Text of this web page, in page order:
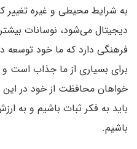
به شرایط محیطی و غیره تغییر
دیجیتال می‌شود، نوسانات
فرهنگی دارد که ما خود توسعه
برای بسیاری از ما جذاب است
خواهان محافظت از خود در
باید به فکر ثبات باشیم و به
باشیم.